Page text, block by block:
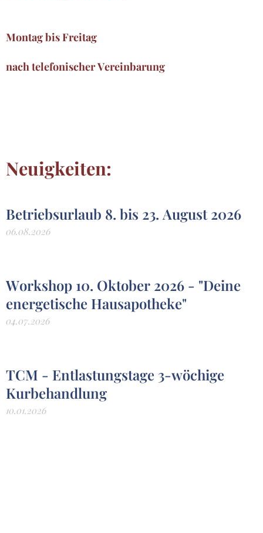
Montag bis Freitag
nach telefonischer Vereinbarung
Neuigkeiten:
Betriebsurlaub 8. bis 23. August 2026
06.08.2026
Workshop 10. Oktober 2026 - "Deine
energetische Hausapotheke"
04.07.2026
TCM - Entlastungstage 3-wöchige
Kurbehandlung
10.01.2026